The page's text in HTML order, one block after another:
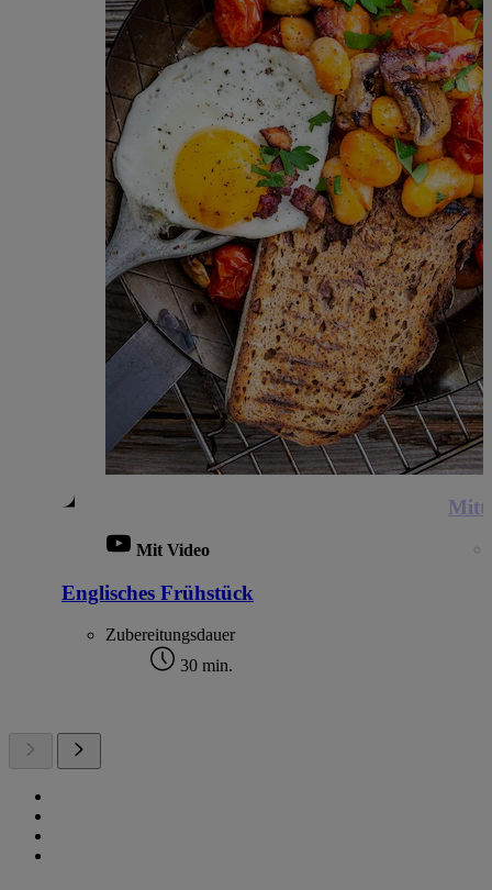
Mit Video
Englisches Frühstück
Zubereitungsdauer
30 min.